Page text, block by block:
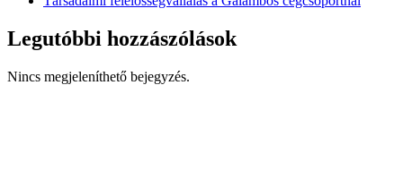
Legutóbbi hozzászólások
Nincs megjeleníthető bejegyzés.